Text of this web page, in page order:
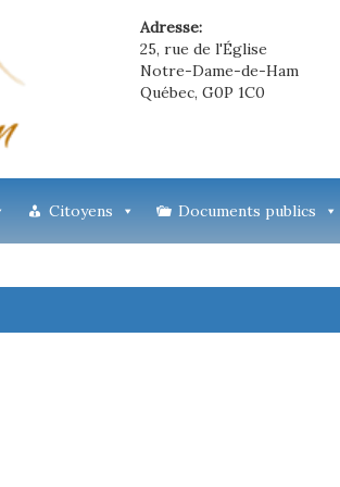
Adresse:
25, rue de l'Église
Notre-Dame-de-Ham
Québec, G0P 1C0
Citoyens Documents publics